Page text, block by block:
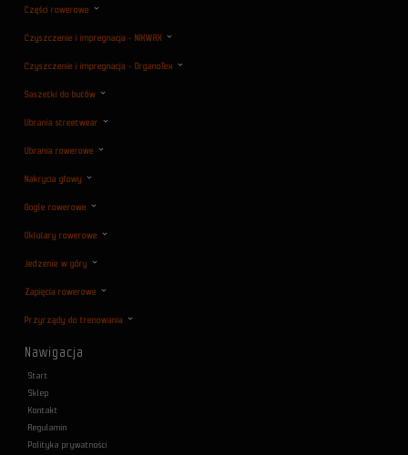
Części rowerowe
Czyszczenie i impregnacja - NIKWAX
Czyszczenie i impregnacja - OrganoTex
Saszetki do butów
Ubrania streetwear
Ubrania rowerowe
Nakrycia głowy
Gogle rowerowe
Oklulary rowerowe
Jedzenie w góry
Zapięcia rowerowe
Przyrządy do trenowania
Nawigacja
Start
Sklep
Kontakt
Regulamin
Polityka prywatności